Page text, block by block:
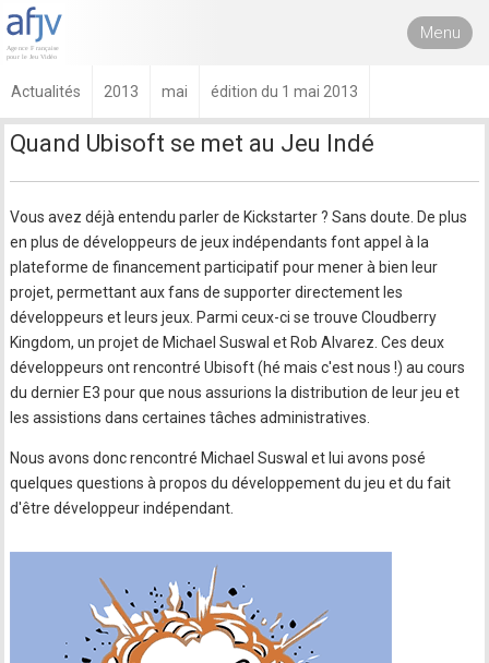
Menu
Actualités 2013 mai édition du 1 mai 2013
Quand Ubisoft se met au Jeu Indé
Vous avez déjà entendu parler de Kickstarter ? Sans doute. De plus
en plus de développeurs de jeux indépendants font appel à la
plateforme de financement participatif pour mener à bien leur
projet, permettant aux fans de supporter directement les
développeurs et leurs jeux. Parmi ceux-ci se trouve Cloudberry
Kingdom, un projet de Michael Suswal et Rob Alvarez. Ces deux
développeurs ont rencontré Ubisoft (hé mais c'est nous !) au cours
du dernier E3 pour que nous assurions la distribution de leur jeu et
les assistions dans certaines tâches administratives.
Nous avons donc rencontré Michael Suswal et lui avons posé
quelques questions à propos du développement du jeu et du fait
d'être développeur indépendant.